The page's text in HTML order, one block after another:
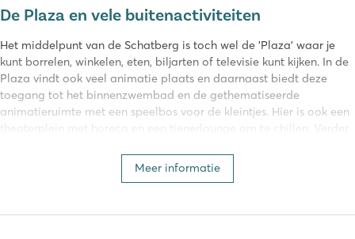
De Plaza en vele buitenactiviteiten
Het middelpunt van de Schatberg is toch wel de 'Plaza' waar je
kunt borrelen, winkelen, eten, biljarten of televisie kunt kijken. In de
Plaza vindt ook veel animatie plaats en daarnaast biedt deze
toegang tot het binnenzwembad en de gethematiseerde
animatieruimte met een speelbos voor de kleintjes. Hier is ook een
theaterplein met horeca en een tienerlounge om te chillen. Verder
Meer informatie